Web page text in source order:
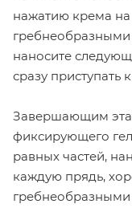
нажатию крема
наносите
сразу приступать
Завершающим
фиксирующего
равных частей,
каждую прядь,